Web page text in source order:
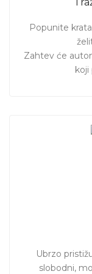
Popunite
Zahtev će
koji
Ubrzo
slobodni,